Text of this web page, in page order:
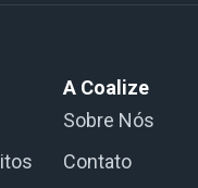
A Coalize
Sobre Nós
Contato